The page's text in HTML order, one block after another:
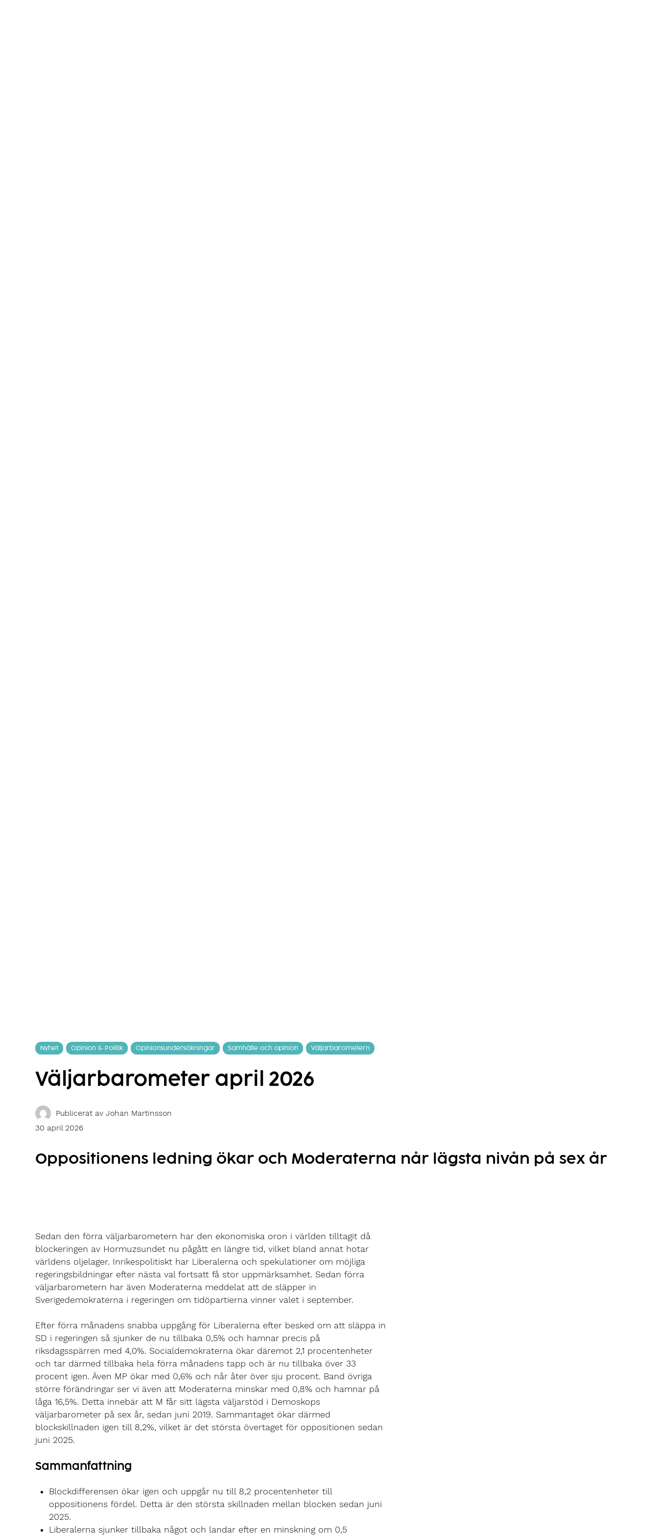
Nyhet Opinion & Politik Opinionsundersökningar Samhälle och opinion Väljarbarometern
Väljarbarometer april 2026
Publicerat av Johan Martinsson
30 april 2026
Oppositionens ledning ökar och Moderaterna når lägsta nivån på sex år
Sedan den förra väljarbarometern har den ekonomiska oron i världen tilltagit då
blockeringen av Hormuzsundet nu pågått en längre tid, vilket bland annat hotar
världens oljelager. Inrikespolitiskt har Liberalerna och spekulationer om möjliga
regeringsbildningar efter nästa val fortsatt få stor uppmärksamhet. Sedan förra
väljarbarometern har även Moderaterna meddelat att de släpper in
Sverigedemokraterna i regeringen om tidöpartierna vinner valet i september.
Efter förra månadens snabba uppgång för Liberalerna efter besked om att släppa in
SD i regeringen så sjunker de nu tillbaka 0,5% och hamnar precis på
riksdagsspärren med 4,0%. Socialdemokraterna ökar däremot 2,1 procentenheter
och tar därmed tillbaka hela förra månadens tapp och är nu tillbaka över 33
procent igen. Även MP ökar med 0,6% och når åter över sju procent. Band övriga
större förändringar ser vi även att Moderaterna minskar med 0,8% och hamnar på
låga 16,5%. Detta innebär att M får sitt lägsta väljarstöd i Demoskops
väljarbarometer på sex år, sedan juni 2019. Sammantaget ökar därmed
blockskillnaden igen till 8,2%, vilket är det största övertaget för oppositionen sedan
juni 2025.
Sammanfattning
Blockdifferensen ökar igen och uppgår nu till 8,2 procentenheter till
oppositionens fördel. Detta är den största skillnaden mellan blocken sedan juni
2025.
Liberalerna sjunker tillbaka något och landar efter en minskning om 0,5